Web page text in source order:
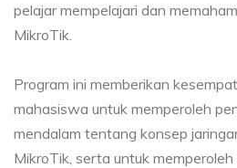
pelajar mempelajari dan
MikroTik.
Program ini memberikan
mahasiswa untuk memperoleh
mendalam tentang konsep
MikroTik, serta untuk